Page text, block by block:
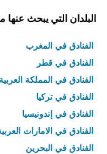
البلدان التي يبحث عنها
الفنادق في المغرب
الفنادق في قطر
الفنادق في المملكة
الفنادق في تركيا
الفنادق في إندونيسيا
الفنادق في الامارات
الفنادق في البحرين